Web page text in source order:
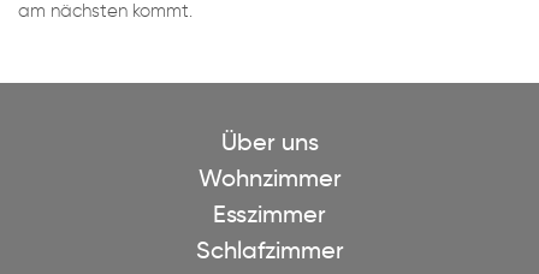
am nächsten kommt.
Über uns
Wohnzimmer
Esszimmer
Schlafzimmer